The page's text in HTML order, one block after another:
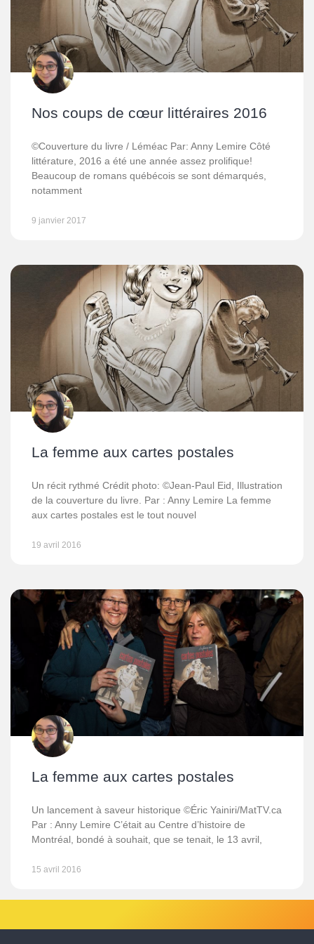
Nos coups de cœur littéraires 2016
©Couverture du livre / Léméac Par: Anny Lemire Côté
littérature, 2016 a été une année assez prolifique!
Beaucoup de romans québécois se sont démarqués,
notamment
9 janvier 2017
La femme aux cartes postales
Un récit rythmé Crédit photo: ©Jean-Paul Eid, Illustration
de la couverture du livre. Par : Anny Lemire La femme
aux cartes postales est le tout nouvel
19 avril 2016
La femme aux cartes postales
Un lancement à saveur historique ©Éric Yainiri/MatTV.ca
Par : Anny Lemire C’était au Centre d’histoire de
Montréal, bondé à souhait, que se tenait, le 13 avril,
15 avril 2016